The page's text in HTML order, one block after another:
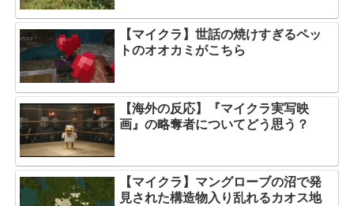
【マイクラ】世話の焼けすぎるペッ
トのオオカミがこちら
【海外の反応】『マイクラ実写映
画』の略奪者についてどう思う？
【マイクラ】マングローブの沼で発
見された構造物入り乱れるカオス地